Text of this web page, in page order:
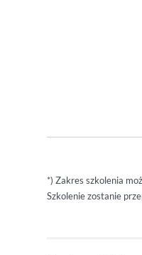
*) Zakres szkolenia
Szkolenie zostanie